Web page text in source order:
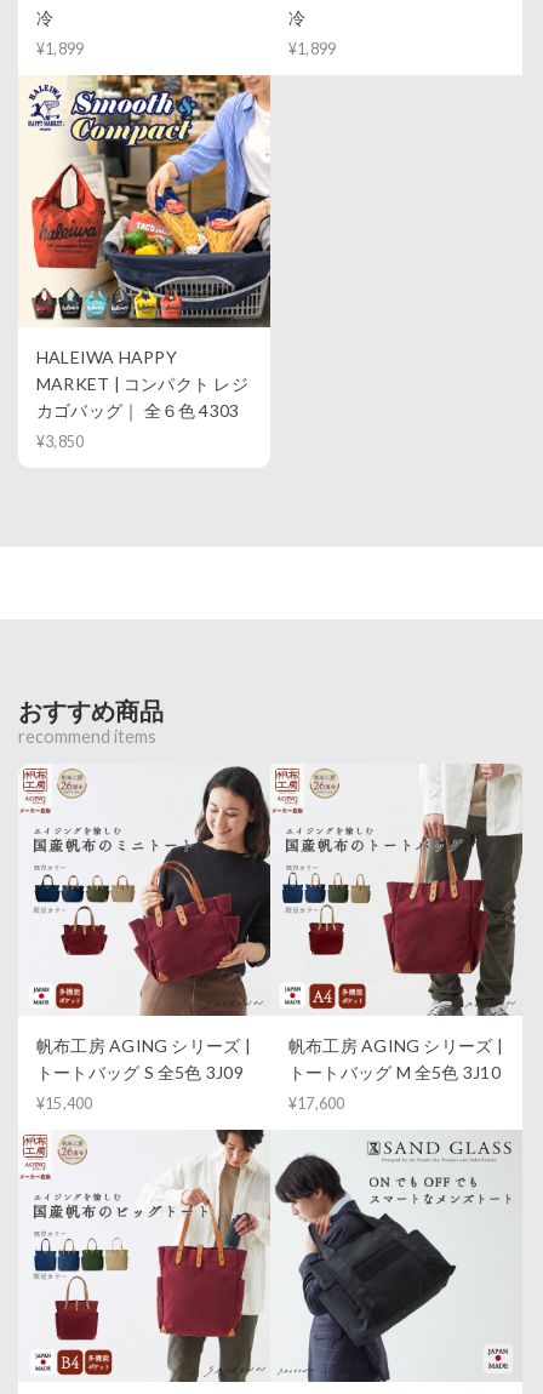
冷
¥1,899
冷
¥1,899
HALEIWA HAPPY
MARKET | コンパクト レジ
カゴバッグ｜ 全６色 4303
¥3,850
おすすめ商品
recommend items
帆布工房 AGING シリーズ |
トートバッグ S 全5色 3J09
¥15,400
帆布工房 AGING シリーズ |
トートバッグ M 全5色 3J10
¥17,600